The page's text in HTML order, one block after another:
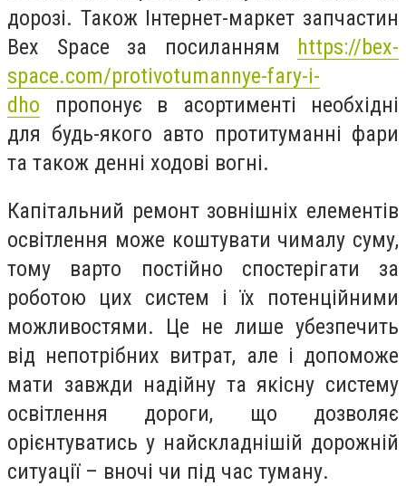
дорозі. Також Інтернет-маркет запчастин
Bex Space за посиланням https://bex-
space.com/protivotumannye-fary-i-
dho пропонує в асортименті необхідні
для будь-якого авто протитуманні фари
та також денні ходові вогні.
Капітальний ремонт зовнішніх елементів
освітлення може коштувати чималу суму,
тому варто постійно спостерігати за
роботою цих систем і їх потенційними
можливостями. Це не лише убезпечить
від непотрібних витрат, але і допоможе
мати завжди надійну та якісну систему
освітлення дороги, що дозволяє
орієнтуватись у найскладнішій дорожній
ситуації – вночі чи під час туману.